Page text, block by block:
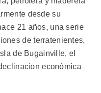
desde su
21 años, una serie
de terratenientes,
de Bugainville, el
económica